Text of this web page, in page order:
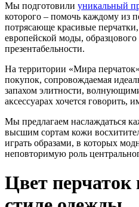
Мы подготовили уникальный
которого – помочь каждому из
потрясающе красивые
европейской моды, образцового
презентабельности.
На территории «Мира
покупок, сопровождаемая
запахом элитности,
аксессуарах хочется говорить,
Мы предлагаем наслаждаться
высшим сортам кожи
играть образами, в которых
неповторимую роль
Цвет перчаток